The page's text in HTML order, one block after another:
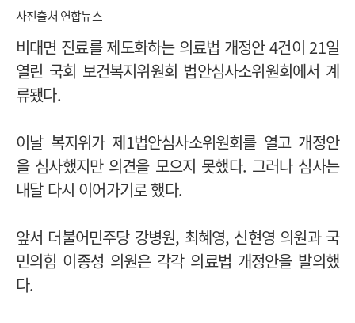
사진출처 연합뉴스
비대면 진료를 제도화하는 의료법 개정안 4건이 21일
열린 국회 보건복지위원회 법안심사소위원회에서 계
류됐다.
이날 복지위가 제1법안심사소위원회를 열고 개정안
을 심사했지만 의견을 모으지 못했다. 그러나 심사는
내달 다시 이어가기로 했다.
앞서 더불어민주당 강병원, 최혜영, 신현영 의원과 국
민의힘 이종성 의원은 각각 의료법 개정안을 발의했
다.